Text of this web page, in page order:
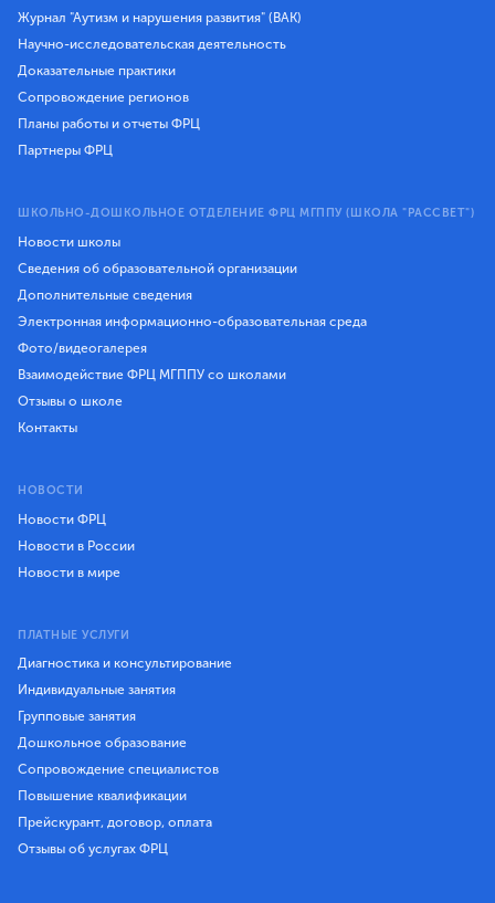
Журнал "Аутизм и нарушения развития" (ВАК)
Научно-исследовательская деятельность
Доказательные практики
Сопровождение регионов
Планы работы и отчеты ФРЦ
Партнеры ФРЦ
ШКОЛЬНО-ДОШКОЛЬНОЕ ОТДЕЛЕНИЕ ФРЦ МГППУ (ШКОЛА "РАССВЕТ")
Новости школы
Сведения об образовательной организации
Дополнительные сведения
Электронная информационно-образовательная среда
Фото/видеогалерея
Взаимодействие ФРЦ МГППУ со школами
Отзывы о школе
Контакты
НОВОСТИ
Новости ФРЦ
Новости в России
Новости в мире
ПЛАТНЫЕ УСЛУГИ
Диагностика и консультирование
Индивидуальные занятия
Групповые занятия
Дошкольное образование
Сопровождение специалистов
Повышение квалификации
Прейскурант, договор, оплата
Отзывы об услугах ФРЦ